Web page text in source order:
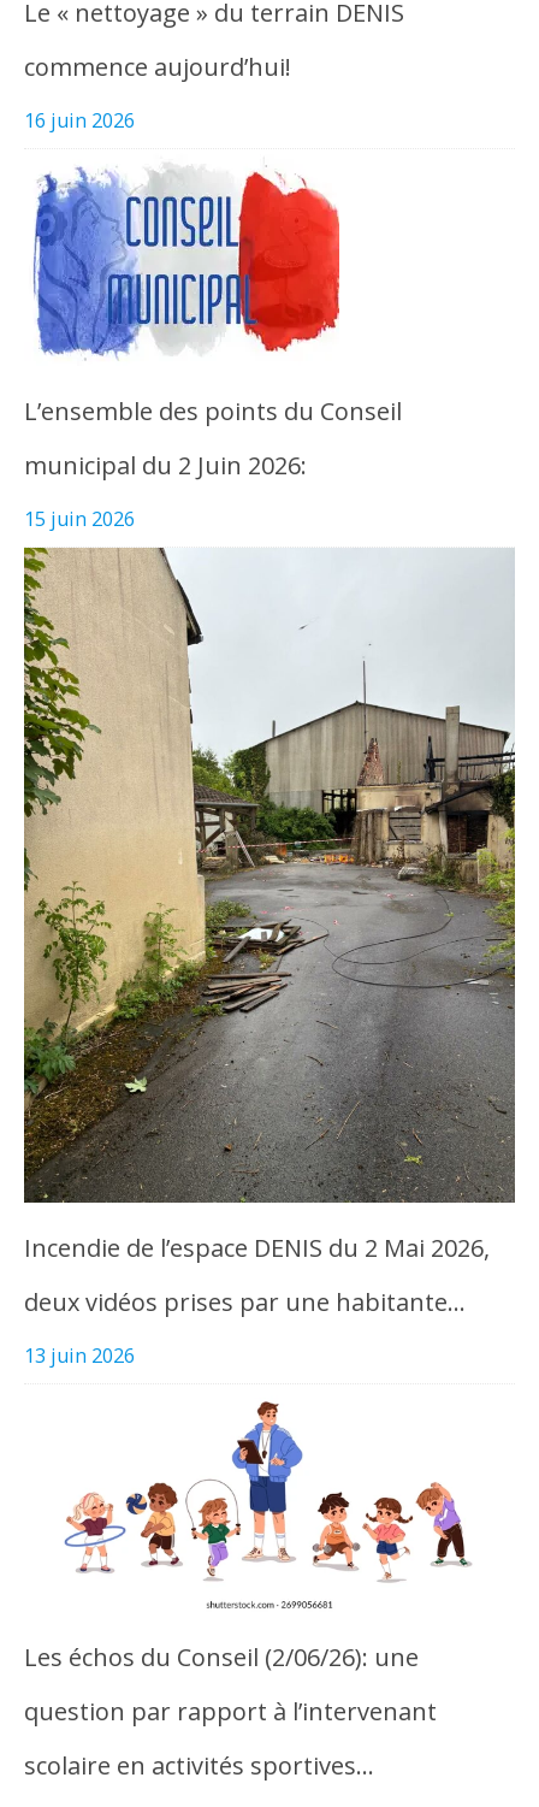
Le « nettoyage » du terrain DENIS
commence aujourd’hui!
16 juin 2026
L’ensemble des points du Conseil
municipal du 2 Juin 2026:
15 juin 2026
Incendie de l’espace DENIS du 2 Mai 2026,
deux vidéos prises par une habitante…
13 juin 2026
Les échos du Conseil (2/06/26): une
question par rapport à l’intervenant
scolaire en activités sportives…